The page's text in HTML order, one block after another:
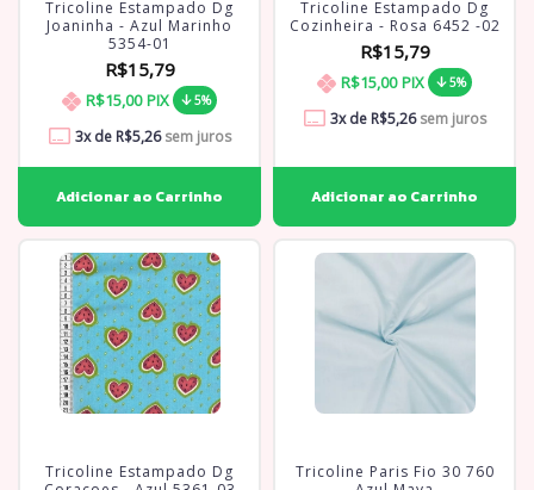
Tricoline Estampado Dg
Joaninha - Azul Marinho
5354-01
R$15,79
R$15,00 PIX 5%
3x de R$5,26sem juros
Tricoline Estampado Dg
Cozinheira - Rosa 6452 -02
R$15,79
R$15,00 PIX 5%
3x de R$5,26sem juros
Tricoline Estampado Dg
Tricoline Paris Fio 30 760